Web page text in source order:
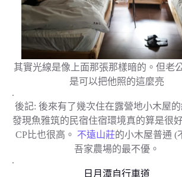
其實光線是像上面那張那樣暗的。但老
是可以把他照的這麼亮
.
後記: 後來有了幾次住在露營地小木屋
發現魚雅筑的民宿住宿環境真的算是很
CP比也很高。 不遠山莊的小木屋普通 (
吾家農場的最不優。
.
日月潭自行車道